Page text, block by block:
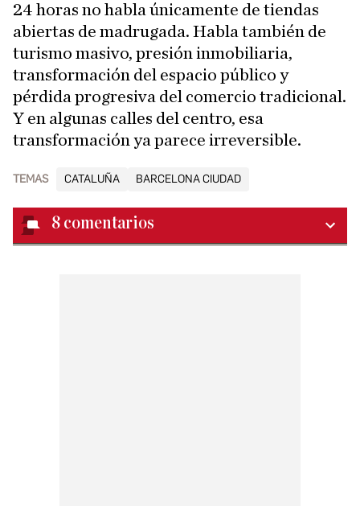
24 horas no habla únicamente de tiendas
abiertas de madrugada. Habla también de
turismo masivo, presión inmobiliaria,
transformación del espacio público y
pérdida progresiva del comercio tradicional.
Y en algunas calles del centro, esa
transformación ya parece irreversible.
TEMAS CATALUÑA BARCELONA CIUDAD
8 comentarios